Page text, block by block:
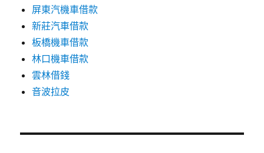
屏東汽機車借款
新莊汽車借款
板橋機車借款
林口機車借款
雲林借錢
音波拉皮